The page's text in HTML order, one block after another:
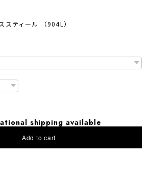
ティール （904L）
shipping available
Add to cart